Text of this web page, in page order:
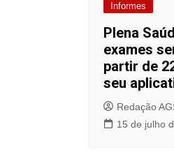
Informes
Plena
exames
partir de
seu
Redação
15 de julho